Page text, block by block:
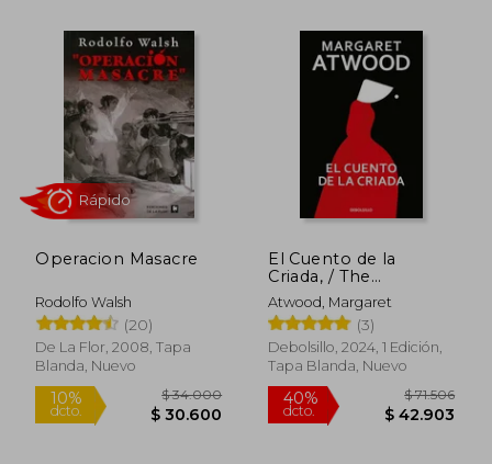
10%
dcto. $ 35.550
50%
dcto.
Operacion Masacre
Rodolfo Walsh
(20)
De La Flor, 2008, Tapa
Blanda, Nuevo
Rápido
El Cuento de la
Criada, / The
Handmaid's Tale
Atwood, Margaret
(3)
Debolsillo, 2024, 1 Edición,
Tapa Blanda, Nuevo